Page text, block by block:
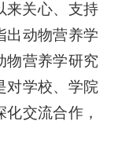
来关心、支持
出动物营养学
物营养学研究
对学校、学院
交流合作，